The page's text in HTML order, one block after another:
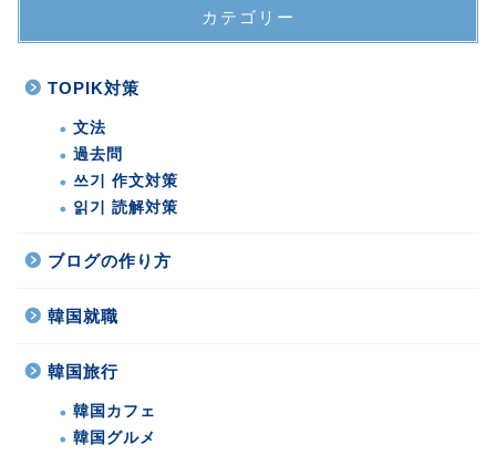
カテゴリー
TOPIK対策
文法
過去問
쓰기 作文対策
읽기 読解対策
ブログの作り方
韓国就職
韓国旅行
韓国カフェ
韓国グルメ